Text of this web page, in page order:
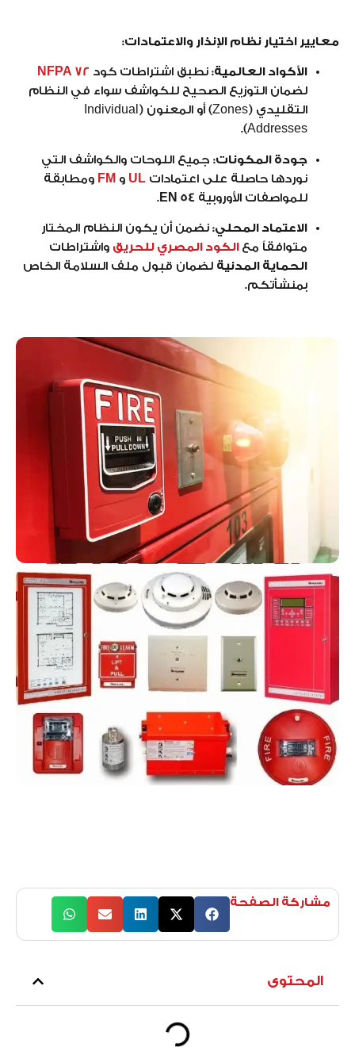
معايير اختيار نظام الإنذار والاعتمادات:
الأكواد العالمية: نطبق اشتراطات كود NFPA 72
لضمان التوزيع الصحيح للكواشف سواء في النظام
التقليدي (Zones) أو المعنون (Individual
Addresses).
جودة المكونات: جميع اللوحات والكواشف التي
نوردها حاصلة على اعتمادات UL و FM ومطابقة
للمواصفات الأوروبية EN 54
.
الاعتماد المحلي: نضمن أن يكون النظام المختار
متوافقاً مع الكود المصري للحريق واشتراطات
الحماية المدنية لضمان قبول ملف السلامة الخاص
بمنشأتكم.
مشاركة الصفحة
المحتوى